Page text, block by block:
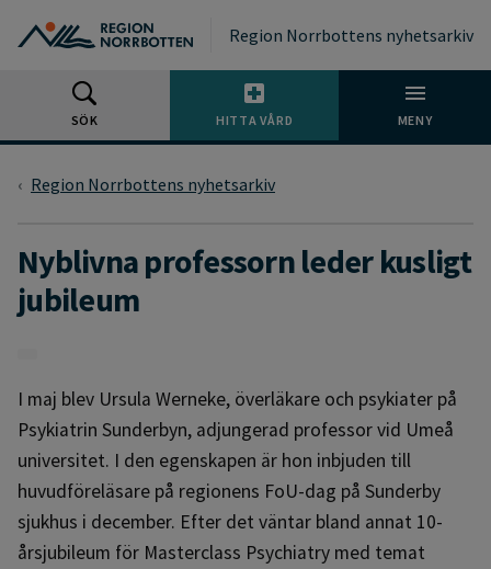
Region Norrbottens nyhetsarkiv
SÖK HITTA VÅRD MENY
Region Norrbottens nyhetsarkiv
Nyblivna professorn leder kusligt
jubileum
I maj blev Ursula Werneke, överläkare och psykiater på
Psykiatrin Sunderbyn, adjungerad professor vid Umeå
universitet. I den egenskapen är hon inbjuden till
huvudföreläsare på regionens FoU-dag på Sunderby
sjukhus i december. Efter det väntar bland annat 10-
årsjubileum för Masterclass Psychiatry med temat